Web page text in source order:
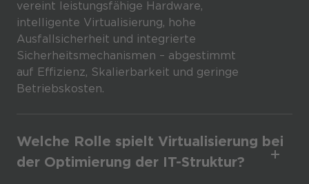
vereint leistungsfähige Hardware,
intelligente Virtualisierung, hohe
Ausfallsicherheit und integrierte
Sicherheitsmechanismen – abgestimmt
auf Effizienz, Skalierbarkeit und geringe
Betriebskosten.
Welche Rolle spielt Virtualisierung bei
der Optimierung der IT-Struktur?